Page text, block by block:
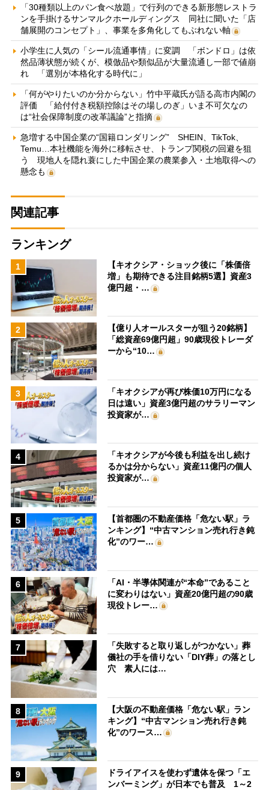
「30種類以上のパン食べ放題」で行列のできる新形態レストラ
ンを手掛けるサンマルクホールディングス 同社に聞いた「店
舗展開のコンセプト」、事業を多角化してもぶれない軸
小学生に人気の「シール流通事情」に変調 「ボンドロ」は依
然品薄状態が続くが、模倣品や類似品が大量流通し一部で値崩
れ 「選別が本格化する時代に」
「何がやりたいのか分からない」竹中平蔵氏が語る高市内閣の
評価 「給付付き税額控除はその場しのぎ」いま不可欠なの
は“社会保障制度の改革議論”と指摘
急増する中国企業の“国籍ロンダリング” SHEIN、TikTok、
Temu…本社機能を海外に移転させ、トランプ関税の回避を狙
う 現地人を隠れ蓑にした中国企業の農業参入・土地取得への
懸念も
関連記事
ランキング
1
【キオクシア・ショック後に「株価倍
増」も期待できる注目銘柄5選】資産3
億円超・…
2
【億り人オールスターが狙う20銘柄】
「総資産69億円超」90歳現役トレーダ
ーから“10…
3
「キオクシアが再び株価10万円になる
日は遠い」資産3億円超のサラリーマン
投資家が…
4
「キオクシアが今後も利益を出し続け
るかは分からない」資産11億円の個人
投資家が…
5
【首都圏の不動産価格「危ない駅」ラ
ンキング】“中古マンション売れ行き鈍
化”のワー…
6
「AI・半導体関連が“本命”であること
に変わりはない」資産20億円超の90歳
現役トレー…
7
「失敗すると取り返しがつかない」葬
儀社の手を借りない「DIY葬」の落とし
穴 素人には…
8
【大阪の不動産価格「危ない駅」ラン
キング】“中古マンション売れ行き鈍
化”のワース…
9
ドライアイスを使わず遺体を保つ「エ
ンバーミング」が日本でも普及 1～2